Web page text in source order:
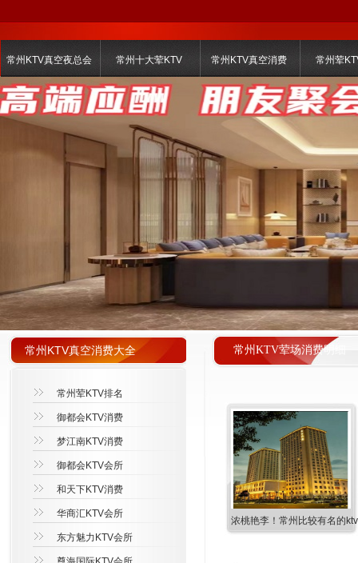
常州KTV真空夜总会 常州十大荤KTV 常州KTV真空消费 常州荤
常州KTV荤场消费明细
浓桃艳李！常州比较有名的
常州KTV真空消费大全
常州荤KTV排名
御都会KTV消费
梦江南KTV消费
御都会KTV会所
和天下KTV消费
华商汇KTV会所
东方魅力KTV会所